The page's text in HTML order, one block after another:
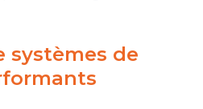
systèmes de